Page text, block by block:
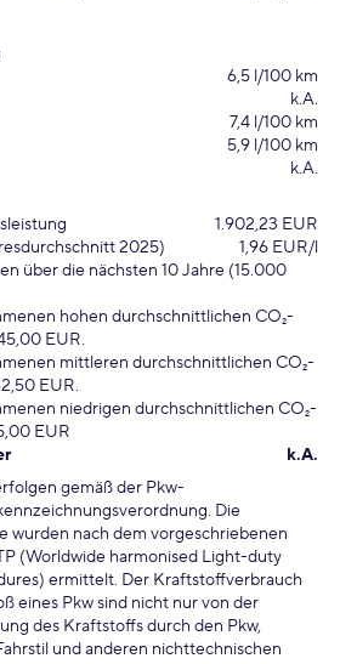
6,5 l/100 km
k.A.
7,4 l/100 km
5,9 l/100 km
k.A.
1.902,23 EUR
2025)
1,96 EUR/l
über die nächsten 10 Jahre (15.000
hohen durchschnittlichen CO₂-
EUR.
mittleren durchschnittlichen CO₂-
EUR.
niedrigen durchschnittlichen CO₂-
EUR
k.A.
gemäß der Pkw-
Die
wurden nach dem vorgeschriebenen
(Worldwide harmonised Light-duty
ermittelt. Der Kraftstoffverbrauch
eines Pkw sind nicht nur von der
des Kraftstoffs durch den Pkw,
und anderen nichttechnischen